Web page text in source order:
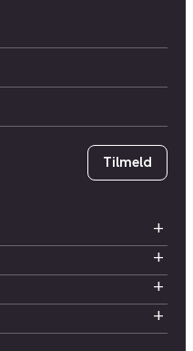
Tilmeld